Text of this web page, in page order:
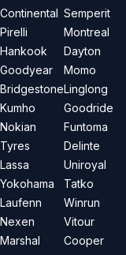
Continental
Pirelli
Hankook
Goodyear
Bridgestone
Kumho
Nokian
Tyres
Lassa
Yokohama
Laufenn
Nexen
Marshal
Semperit
Montreal
Dayton
Momo
Linglong
Goodride
Funtoma
Delinte
Uniroyal
Tatko
Winrun
Vitour
Cooper